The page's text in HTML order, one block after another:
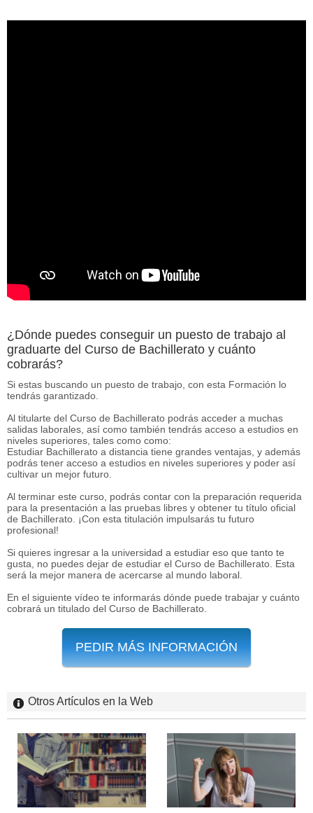
¿Dónde puedes conseguir un puesto de trabajo al
graduarte del Curso de Bachillerato y cuánto
cobrarás?
Si estas buscando un puesto de trabajo, con esta Formación lo
tendrás garantizado.
Al titularte del Curso de Bachillerato podrás acceder a muchas
salidas laborales, así como también tendrás acceso a estudios en
niveles superiores, tales como como:
Estudiar Bachillerato a distancia tiene grandes ventajas, y además
podrás tener acceso a estudios en niveles superiores y poder así
cultivar un mejor futuro.
Al terminar este curso, podrás contar con la preparación requerida
para la presentación a las pruebas libres y obtener tu título oficial
de Bachillerato. ¡Con esta titulación impulsarás tu futuro
profesional!
Si quieres ingresar a la universidad a estudiar eso que tanto te
gusta, no puedes dejar de estudiar el Curso de Bachillerato. Esta
será la mejor manera de acercarse al mundo laboral.
En el siguiente vídeo te informarás dónde puede trabajar y cuánto
cobrará un titulado del Curso de Bachillerato.
PEDIR MÁS INFORMACIÓN
Otros Artículos en la Web